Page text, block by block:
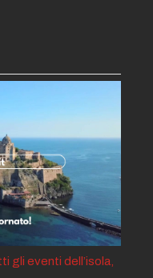
gli eventi dell’isola,